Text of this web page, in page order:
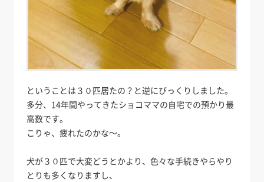
ということは３０匹居たの？と逆にびっくりしました。
多分、14年間やってきたショコママの自宅での預かり最
高数です。
こりゃ、疲れたのかな～。
犬が３０匹で大変どうとかより、色々な手続きやらやり
とりも多くなりますし、